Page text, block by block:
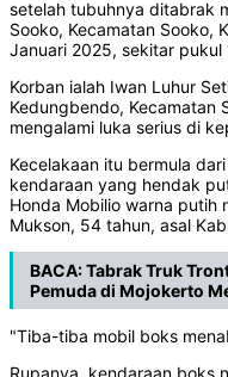
setelah tubuhnya ditabrak
Sooko, Kecamatan Sooko,
Januari 2025, sekitar pukul
Korban ialah Iwan Luhur
Kedungbendo, Kecamatan
mengalami luka serius di
Kecelakaan itu bermula
kendaraan yang hendak
Honda Mobilio warna putih
Mukson, 54 tahun, asal
BACA:Tabrak Truk
Pemuda di Mojokerto
"Tiba-tiba mobil boks